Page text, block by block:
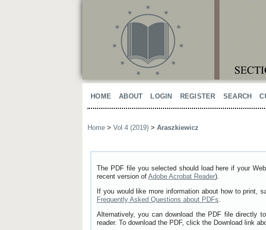
HOME ABOUT LOGIN REGISTER SEARCH
Home > Vol 4 (2019) > Araszkiewicz
The PDF file you selected should load here if your
recent version of Adobe Acrobat Reader).
If you would like more information about how to print,
Frequently Asked Questions about PDFs.
Alternatively, you can download the PDF file directly
reader. To download the PDF, click the Download link